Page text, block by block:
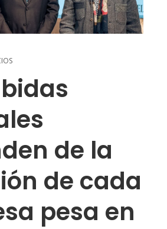
de la
de cada
pesa en